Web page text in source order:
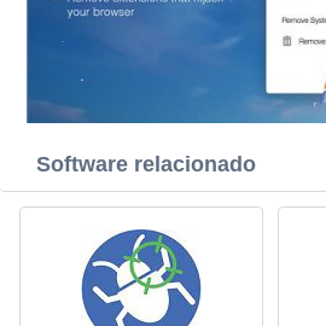
Software relacionado